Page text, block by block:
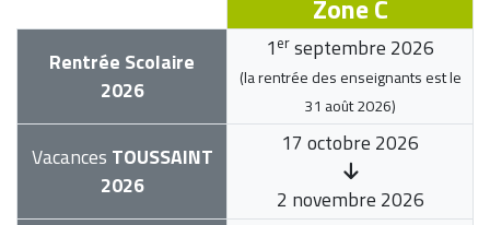
Zone C
Rentrée Scolaire
2026
1 er septembre 2026
(la rentrée des enseignants est le
31 août 2026)
Vacances TOUSSAINT
2026
17 octobre 2026
2 novembre 2026